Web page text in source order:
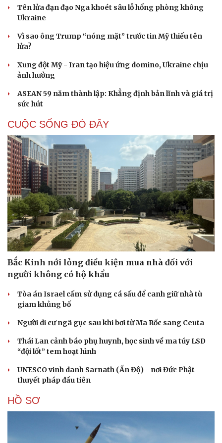
Tên lửa đạn đạo Nga khoét sâu lỗ hổng phòng không
Ukraine
Vì sao ông Trump “nóng mặt” trước tin Mỹ thiếu tên
lửa?
Xung đột Mỹ - Iran tạo hiệu ứng domino, Ukraine chịu
ảnh hưởng
ASEAN 59 năm thành lập: Khẳng định bản lĩnh và giá trị
sức hút
CUỘC SỐNG ĐÓ ĐÂY
Bắc Kinh nới lỏng điều kiện mua nhà đối với
người không có hộ khẩu
Tòa án Israel cấm sử dụng cá sấu để canh giữ nhà tù
giam khủng bố
Người di cư ngã gục sau khi bơi từ Ma Rốc sang Ceuta
Thái Lan cảnh báo phụ huynh, học sinh về ma túy LSD
“đội lốt” tem hoạt hình
UNESCO vinh danh Sarnath (Ấn Độ) - nơi Đức Phật
thuyết pháp đầu tiên
HỒ SƠ